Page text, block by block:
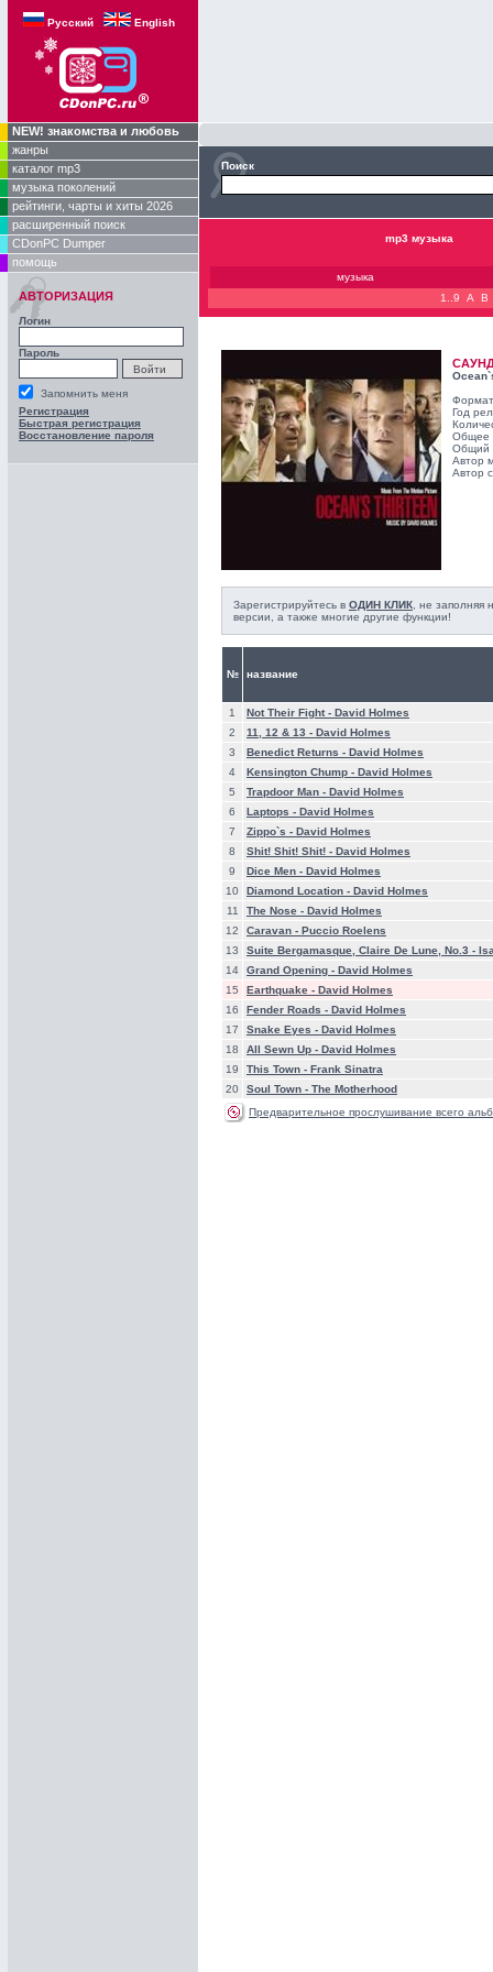
Русский English
NEW! знакомства и любовь
жанры
каталог mp3
музыка поколений
рейтинги, чарты и хиты 2026
расширенный поиск
CDonPC Dumper
помощь
АВТОРИЗАЦИЯ
Логин
Пароль
Запомнить меня
Регистрация
Быстрая регистрация
Восстановление пароля
Поиск
mp3 музыка
музыка
1..9
A B
Год
Общее
Общий
Автор
Автор
Зарегистрируйтесь в ОДИН КЛИК , не
версии, а также многие другие функции!
№ название
1 Not Their Fight - David Holmes
2
11, 12 & 13 - David Holmes
3
Benedict Returns - David Holmes
4
Kensington Chump - David Holmes
5
Trapdoor Man - David Holmes
6
Laptops - David Holmes
7
Zippo`s - David Holmes
8
Shit! Shit! Shit! - David Holmes
9
Dice Men - David Holmes
10
Diamond Location - David Holmes
11
The Nose - David Holmes
12
Caravan - Puccio Roelens
13
Suite Bergamasque, Claire De Lune, No.3 -
14
Grand Opening - David Holmes
15
Earthquake - David Holmes
16
Fender Roads - David Holmes
17
Snake Eyes - David Holmes
18
All Sewn Up - David Holmes
19
This Town - Frank Sinatra
20
Soul Town - The Motherhood
Предварительное прослушивание всего